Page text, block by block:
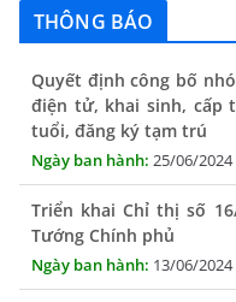
THÔNG BÁO
Quyết định công bố
tuổi, đăng ký tạm trú
25/06/2024
Triển khai Chỉ thị số 16/
Tướng Chính phủ
13/06/2024
Tăng cường lãnh đạo,